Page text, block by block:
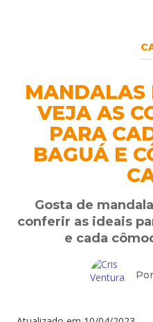
MANDALAS
VEJA AS
PARA
BAGUÁ E
Gosta de
conferir as ideais
e cada
Por